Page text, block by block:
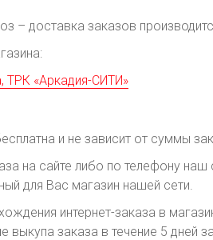
– доставка заказов
ТРК «Аркадия-СИТИ»
и не зависит от суммы
на сайте либо по телефону наш
для Вас магазин нашей сети.
интернет-заказа в
выкупа заказа в течение 5 дней